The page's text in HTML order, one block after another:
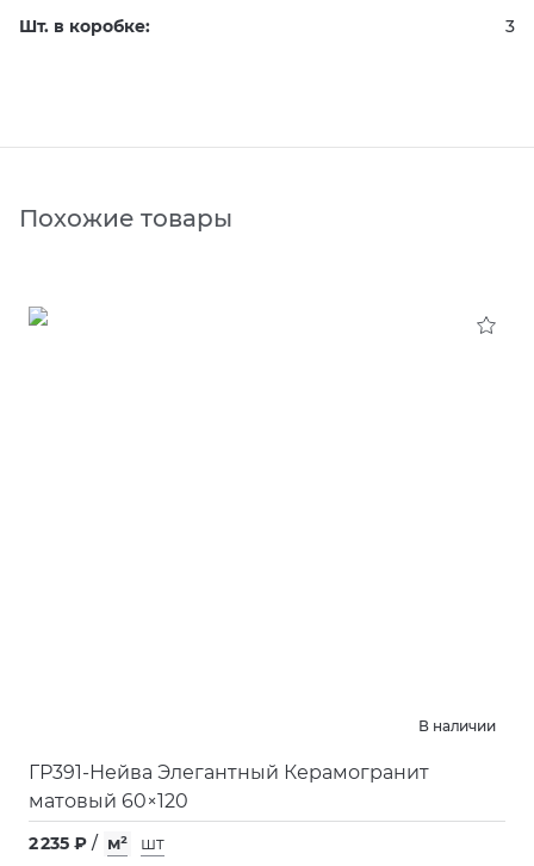
Шт. в коробке: 3
Похожие товары
В наличии
ГР391-Нейва Элегантный Керамогранит
матовый 60×120
2 235 ₽ / м² шт